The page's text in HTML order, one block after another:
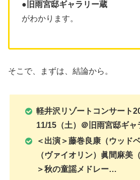
● 旧雨宮邸ギャラリー蔵
がわかります。
そこで、まずは、結論から。
軽井沢リゾートコンサート
11/15（土）＠旧雨宮邸ギャ
＜出演＞藤巻良康（ウッド
（ヴァイオリン）眞間麻美
＞秋の童謡メドレー…